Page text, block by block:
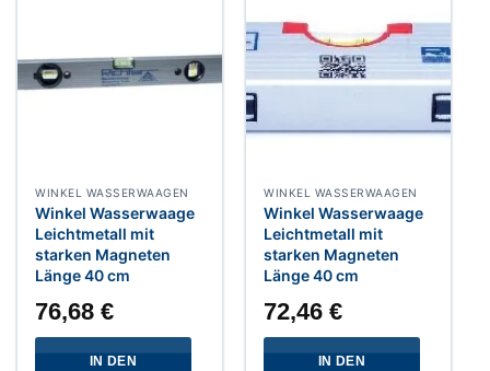
WINKEL WASSERWAAGEN
Winkel Wasserwaage
Leichtmetall mit
starken Magneten
Länge 40 cm
76,68€
IN DEN
WINKEL WASSERWAAGEN
Winkel Wasserwaage
Leichtmetall mit
starken Magneten
Länge 40 cm
72,46€
IN DEN